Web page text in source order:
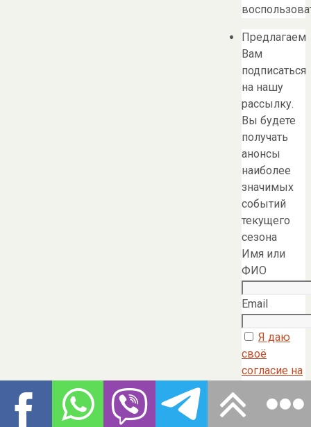
Предлагаем
Вам
подписаться
на нашу
рассылку.
Вы будете
получать
анонсы
наиболее
значимых
событий
текущего
сезона
Имя или
ФИО
Email
Я даю
своё
согласие на
моих